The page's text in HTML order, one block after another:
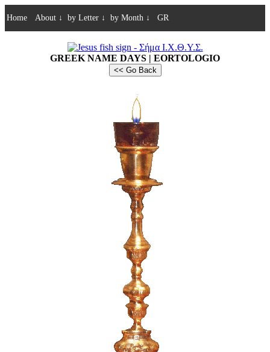
Home About ↓ by Letter ↓ by Month ↓ GR
GREEK NAME DAYS | EORTOLOGIO
<< Go Back